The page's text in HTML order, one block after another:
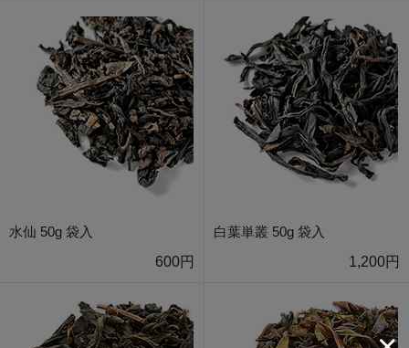
水仙 50g 袋入
600円
白葉単叢 50g 袋入
1,200円